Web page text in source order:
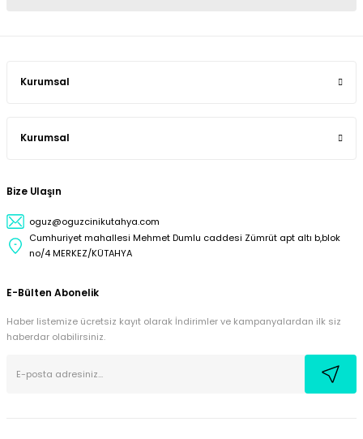
Kurumsal
Kurumsal
Bize Ulaşın
oguz@oguzcinikutahya.com
Cumhuriyet mahallesi Mehmet Dumlu caddesi Zümrüt apt altı b,blok
no/4 MERKEZ/KÜTAHYA
E-Bülten Abonelik
Haber listemize ücretsiz kayıt olarak İndirimler ve kampanyalardan ilk siz
haberdar olabilirsiniz.